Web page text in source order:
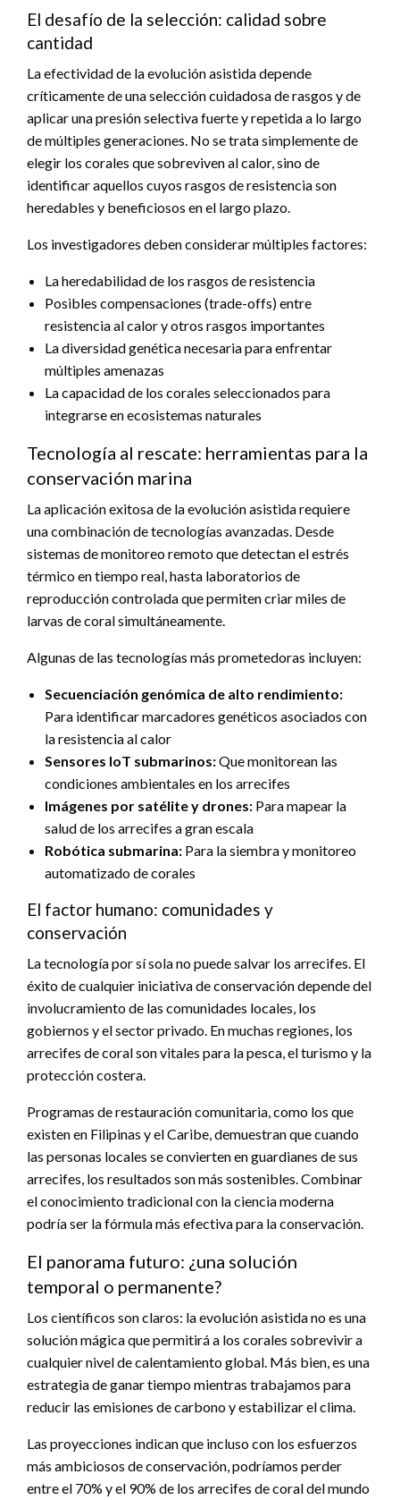
El desafío de la selección: calidad sobre
cantidad
La efectividad de la evolución asistida depende
críticamente de una selección cuidadosa de rasgos y de
aplicar una presión selectiva fuerte y repetida a lo largo
de múltiples generaciones. No se trata simplemente de
elegir los corales que sobreviven al calor, sino de
identificar aquellos cuyos rasgos de resistencia son
heredables y beneficiosos en el largo plazo.
Los investigadores deben considerar múltiples factores:
La heredabilidad de los rasgos de resistencia
Posibles compensaciones (trade-offs) entre
resistencia al calor y otros rasgos importantes
La diversidad genética necesaria para enfrentar
múltiples amenazas
La capacidad de los corales seleccionados para
integrarse en ecosistemas naturales
Tecnología al rescate: herramientas para la
conservación marina
La aplicación exitosa de la evolución asistida requiere
una combinación de tecnologías avanzadas. Desde
sistemas de monitoreo remoto que detectan el estrés
térmico en tiempo real, hasta laboratorios de
reproducción controlada que permiten criar miles de
larvas de coral simultáneamente.
Algunas de las tecnologías más prometedoras incluyen:
Secuenciación genómica de alto rendimiento:
Para identificar marcadores genéticos asociados con
la resistencia al calor
Sensores IoT submarinos:Que monitorean las
condiciones ambientales en los arrecifes
Imágenes por satélite y drones: Para mapear la
salud de los arrecifes a gran escala
Robótica submarina: Para la siembra y monitoreo
automatizado de corales
El factor humano: comunidades y
conservación
La tecnología por sí sola no puede salvar los arrecifes. El
éxito de cualquier iniciativa de conservación depende del
involucramiento de las comunidades locales, los
gobiernos y el sector privado. En muchas regiones, los
arrecifes de coral son vitales para la pesca, el turismo y la
protección costera.
Programas de restauración comunitaria, como los que
existen en Filipinas y el Caribe, demuestran que cuando
las personas locales se convierten en guardianes de sus
arrecifes, los resultados son más sostenibles. Combinar
el conocimiento tradicional con la ciencia moderna
podría ser la fórmula más efectiva para la conservación.
El panorama futuro: ¿una solución
temporal o permanente?
Los científicos son claros: la evolución asistida no es una
solución mágica que permitirá a los corales sobrevivir a
cualquier nivel de calentamiento global. Más bien, es una
estrategia de ganar tiempo mientras trabajamos para
reducir las emisiones de carbono y estabilizar el clima.
Las proyecciones indican que incluso con los esfuerzos
más ambiciosos de conservación, podríamos perder
entre el 70% y el 90% de los arrecifes de coral del mundo